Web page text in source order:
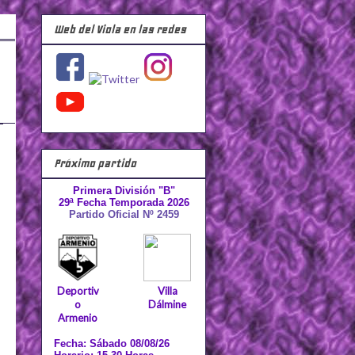
Web del Viola en las redes
Próximo partido
Primera División "B"
29ª Fecha Temporada 2026
Partido Oficial Nº 2459
Deportiv
o
Armenio
Villa
Dálmine
Fecha: Sábado 08/08/26